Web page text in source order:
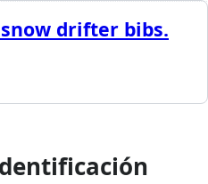
drifter bibs.